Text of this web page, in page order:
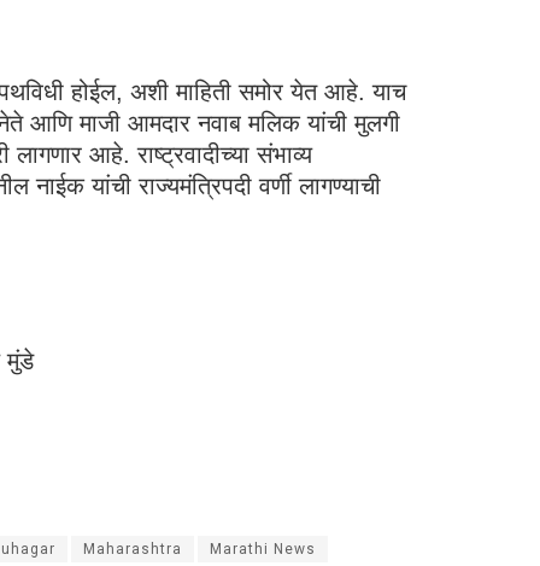
होईल, अशी माहिती समोर येत आहे. याच
नेते आणि माजी आमदार नवाब मलिक यांची मुलगी
आहे. राष्ट्रवादीच्या संभाव्य
यांची राज्यमंत्रिपदी वर्णी लागण्याची
मुंडे
Maharashtra Marathi News